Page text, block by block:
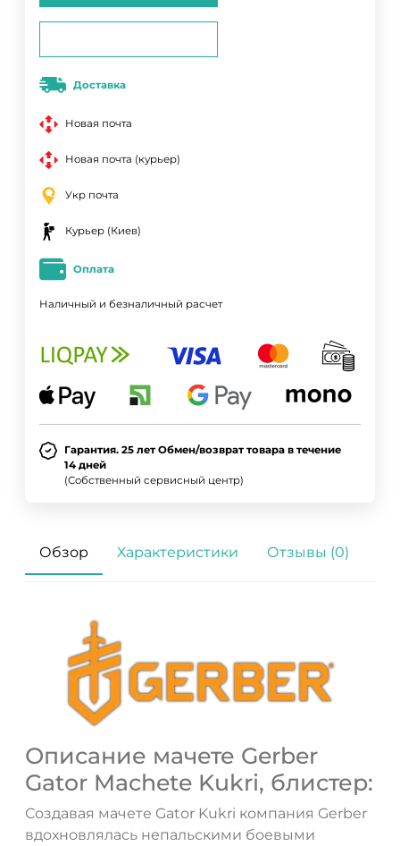
Доставка
Новая почта
Новая почта (курьер)
Укр почта
Курьер (Киев)
Оплата
Наличный и безналичный расчет
Гарантия. 25 лет Обмен/возврат товара в течение
14 дней
(Собственный сервисный центр)
Обзор Характеристики Отзывы (0)
Описание мачете Gerber
Gator Machete Kukri, блистер:
Создавая мачете Gator Kukri компания Gerber
вдохновлялась непальскими боевыми
ДА НЕТ